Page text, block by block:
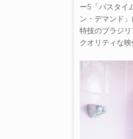
ー5「バスタイ
ン・デマンド
特技のブラジ
クオリティな映